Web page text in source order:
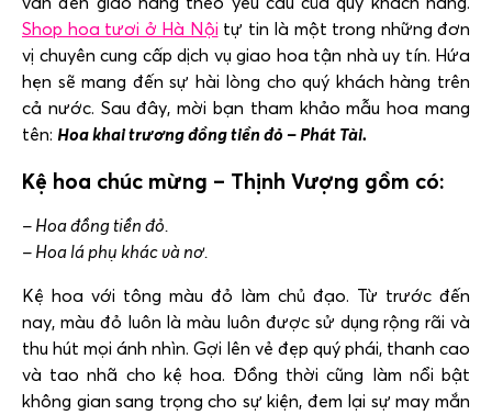
Shop hoa tươi ở Hà Nội tự tin là một trong những đơn
vị chuyên cung cấp dịch vụ giao hoa tận nhà uy tín. Hứa
hẹn sẽ mang đến sự hài lòng cho quý khách hàng trên
cả nước. Sau đây, mời bạn tham khảo mẫu hoa mang
tên: Hoa khai trương đồng tiền đỏ – Phát Tài.
Kệ hoa chúc mừng – Thịnh Vượng gồm có:
– Hoa đồng tiền đỏ.
– Hoa lá phụ khác và nơ.
Kệ hoa với tông màu đỏ làm chủ đạo. Từ trước đến
nay, màu đỏ luôn là màu luôn được sử dụng rộng rãi và
thu hút mọi ánh nhìn. Gợi lên vẻ đẹp quý phái, thanh cao
và tao nhã cho kệ hoa. Đồng thời cũng làm nổi bật
không gian sang trọng cho sự kiện, đem lại sự may mắn